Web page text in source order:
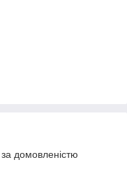
домовленістю